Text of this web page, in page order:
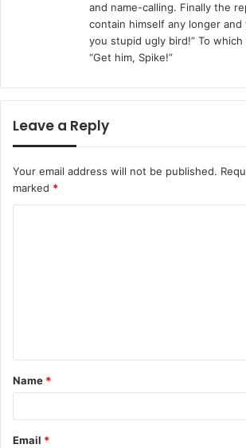
and name-calling. Finally the
contain himself any longer and
you stupid ugly bird!” To
“Get him, Spike!”
Leave a Reply
Your email address will not be published.
marked *
t
*
Name *
Email *